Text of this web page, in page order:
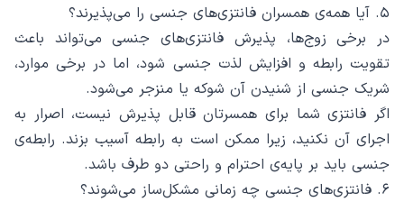
۵. آیا همه‌ی همسران فانتزی‌های جنسی را می‌پذیرند؟
در برخی زوج‌ها، پذیرش فانتزی‌های جنسی می‌تواند باعث
تقویت رابطه و افزایش لذت جنسی شود، اما در برخی موارد،
شریک جنسی از شنیدن آن شوکه یا منزجر می‌شود.
اگر فانتزی شما برای همسرتان قابل پذیرش نیست، اصرار به
اجرای آن نکنید، زیرا ممکن است به رابطه آسیب بزند. رابطه‌ی
جنسی باید بر پایه‌ی احترام و راحتی دو طرف باشد.
۶. فانتزی‌های جنسی چه زمانی مشکل‌ساز می‌شوند؟